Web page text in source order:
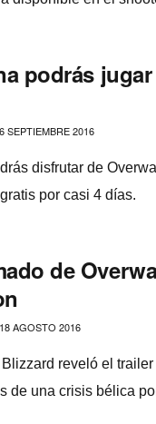
podrás
SEPTIEMBRE 2016
disfrutar de
por casi 4 dí­as.
de
AGOSTO 2016
reveló el
de una crisis bélica